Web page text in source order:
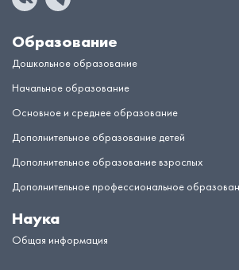
Образование
Дошкольное образование
Начальное образование
Основное и среднее образование
Дополнительное образование детей
Дополнительное образование взрослых
Дополнительное профессиональное
Наука
Общая информация